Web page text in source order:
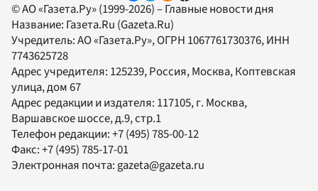
© АО «Газета.Ру» (1999-2026) – Главные новости дня
Название: Газета.Ru (Gazeta.Ru)
Учредитель:АО «Газета.Ру», ОГРН 1067761730376, ИНН
7743625728
Адрес учредителя: 125239, Россия, Москва, Коптевская
улица, дом 67
Адрес редакции и издателя: 117105, г. Москва,
Варшавское шоссе, д.9, стр.1
Телефон редакции:+7 (495) 785-00-12
Факс:+7 (495) 785-17-01
Электронная почта:gazeta@gazeta.ru